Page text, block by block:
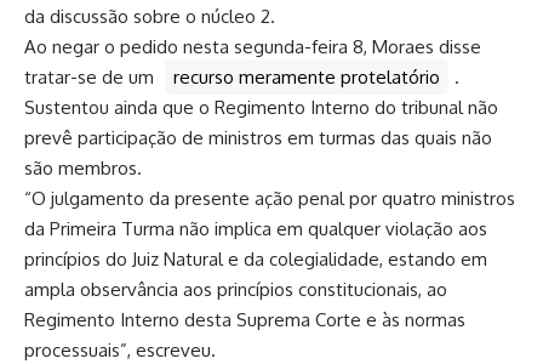
da discussão sobre o núcleo 2.
Ao negar o pedido nesta segunda-feira 8, Moraes disse
tratar-se de um
recurso meramente protelatório
.
Sustentou ainda que o Regimento Interno do tribunal não
prevê participação de ministros em turmas das quais não
são membros.
“O julgamento da presente ação penal por quatro ministros
da Primeira Turma não implica em qualquer violação aos
princípios do Juiz Natural e da colegialidade, estando em
ampla observância aos princípios constitucionais, ao
Regimento Interno desta Suprema Corte e às normas
processuais”, escreveu.